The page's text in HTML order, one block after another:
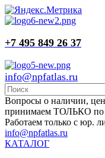
+7 495 849 26 37
info@npfatlas.ru
Вопросы о наличии,
принимаем ТОЛЬКО по
Работаем только с юр.
info@npfatlas.ru
КАТАЛОГ